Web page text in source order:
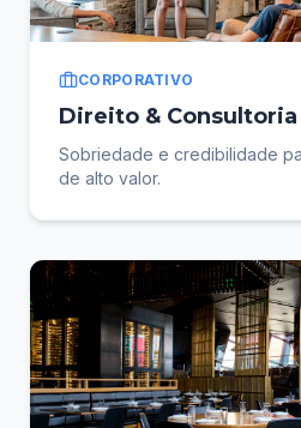
CORPORATIVO
Direito & Consultoria
Sobriedade e credibilidade
de alto valor.